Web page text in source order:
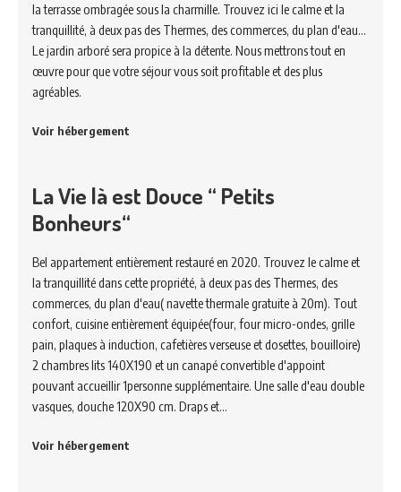
la terrasse ombragée sous la charmille. Trouvez ici le calme et la
tranquillité, à deux pas des Thermes, des commerces, du plan d'eau...
Le jardin arboré sera propice à la détente. Nous mettrons tout en
œuvre pour que votre séjour vous soit profitable et des plus
agréables.
Voir hébergement
La Vie là est Douce “ Petits
Bonheurs“
Bel appartement entièrement restauré en 2020. Trouvez le calme et
la tranquillité dans cette propriété, à deux pas des Thermes, des
commerces, du plan d'eau( navette thermale gratuite à 20m). Tout
confort, cuisine entièrement équipée(four, four micro-ondes, grille
pain, plaques à induction, cafetières verseuse et dosettes, bouilloire)
2 chambres lits 140X190 et un canapé convertible d'appoint
pouvant accueillir 1personne supplémentaire. Une salle d'eau double
vasques, douche 120X90 cm. Draps et…
Voir hébergement